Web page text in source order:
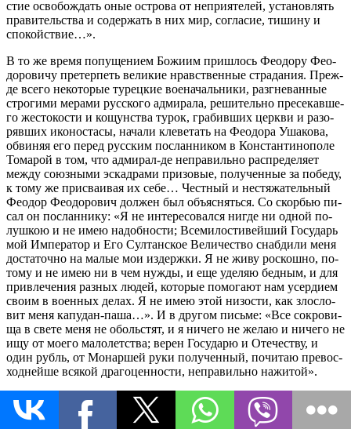
стие осво­бож­дать оные ост­ро­ва от непри­я­те­лей, уста­нов­лять
пра­ви­тель­ства и со­дер­жать в них мир, со­гла­сие, ти­ши­ну и
спо­кой­ствие…».
В то же вре­мя по­пуще­ни­ем Бо­жи­им при­шлось Фе­о­до­ру Фе­о­
до­ро­ви­чу пре­тер­петь ве­ли­кие нрав­ствен­ные стра­да­ния. Преж­
де все­го неко­то­рые ту­рец­кие во­ен­а­чаль­ни­ки, раз­гне­ван­ные
стро­ги­ми ме­ра­ми рус­ско­го адми­ра­ла, ре­ши­тель­но пре­се­кав­ше­
го же­сто­ко­сти и ко­щун­ства ту­рок, гра­бив­ших церк­ви и разо­
ряв­ших ико­но­ста­сы, на­ча­ли кле­ве­тать на Фе­о­до­ра Уша­ко­ва,
об­ви­няя его пе­ред рус­ским по­слан­ни­ком в Кон­стан­ти­но­по­ле
То­ма­рой в том, что адми­рал-де непра­виль­но рас­пре­де­ля­ет
меж­ду со­юз­ны­ми эс­кад­ра­ми при­зо­вые, по­лу­чен­ные за по­бе­ду,
к то­му же при­сва­и­вая их се­бе… Чест­ный и нес­тя­жа­тель­ный
Фе­о­дор Фе­о­до­ро­вич дол­жен был объ­яс­нять­ся. Со скор­бью пи­
сал он по­слан­ни­ку: «Я не ин­те­ре­со­вал­ся ни­где ни од­ной по­
луш­кою и не имею на­доб­но­сти; Все­ми­ло­сти­вей­ший Го­су­дарь
мой Им­пе­ра­тор и Его Сул­тан­ское Ве­ли­че­ство снаб­ди­ли ме­ня
до­ста­точ­но на ма­лые мои из­держ­ки. Я не жи­ву рос­кош­но, по­
то­му и не имею ни в чем нуж­ды, и еще уде­ляю бед­ным, и для
при­вле­че­ния раз­ных лю­дей, ко­то­рые по­мо­га­ют нам усер­ди­ем
сво­им в во­ен­ных де­лах. Я не имею этой ни­зо­сти, как зло­сло­
вит ме­ня ка­пу­дан-па­ша…». И в дру­гом пись­ме: «Все со­кро­ви­
ща в све­те ме­ня не обо­льстят, и я ни­че­го не же­лаю и ни­че­го не
ищу от мо­е­го ма­ло­лет­ства; ве­рен Го­су­да­рю и Оте­че­ству, и
один рубль, от Мо­нар­шей ру­ки по­лу­чен­ный, по­чи­таю пре­вос­
ход­ней­ше вся­кой дра­го­цен­но­сти, непра­виль­но на­жи­той».
Бы­ло и дру­гое: луч­шие ка­че­ства Фе­о­до­ра Уша­ко­ва как во­и­на-
хри­сти­а­ни­на, на­при­мер, его ми­ло­сер­дие к плен­ным, вхо­ди­ли
в кон­фликт с ин­те­ре­са­ми го­судар­ствен­ной вла­сти; сколь­ко